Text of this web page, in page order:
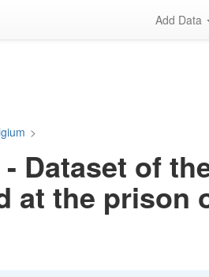
Add Data
>
Dataset of
at the prison